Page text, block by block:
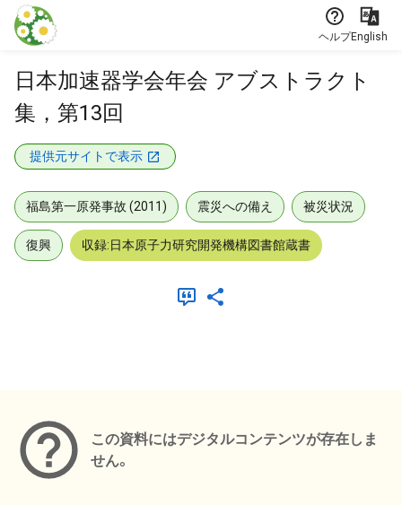
本文に飛ぶ
ヘルプEnglish
日本加速器学会年会 アブストラクト
集，第13回
提供元サイトで表示
福島第一原発事故 (2011) 震災への備え 被災状況
復興 収録:日本原子力研究開発機構図書館蔵書
この資料にはデジタルコンテンツが存在しま
せん。